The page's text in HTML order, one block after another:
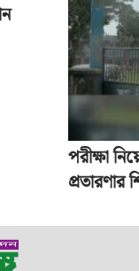
পরীক্ষা
প্রতারণার